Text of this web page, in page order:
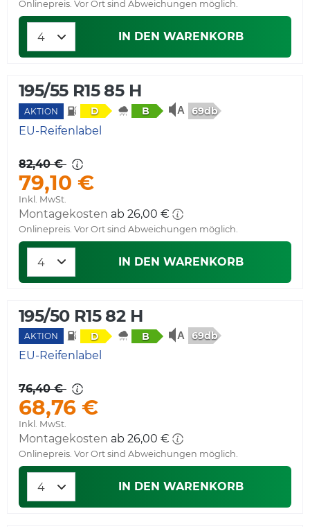
Onlinepreis. Vor Ort sind Abweichungen möglich.
IN DEN WARENKORB
195/55 R15 85 H
AKTION D B 69db
EU-Reifenlabel
82,40 €
79,10 €
Inkl. MwSt.
Montagekosten ab 26,00 €
Onlinepreis. Vor Ort sind Abweichungen möglich.
IN DEN WARENKORB
195/50 R15 82 H
AKTION D B 69db
EU-Reifenlabel
76,40 €
68,76 €
Inkl. MwSt.
Montagekosten ab 26,00 €
Onlinepreis. Vor Ort sind Abweichungen möglich.
IN DEN WARENKORB